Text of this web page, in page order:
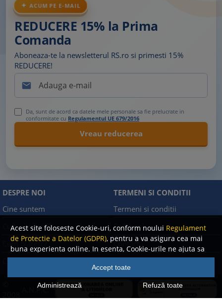
Acest site foloseste Cookie-uri, conform noului Regulament
de Protectie a Datelor (GDPR), pentru a va asigura cea mai
buna experienta online. In esenta, Cookie-urile ne ajuta sa
imbunatatim continutul de pe site, oferindu-va dvs.,
cititorul, o experienta online personalizata si mult mai
rapida. Ele sunt folosite doar de site-ul nostru si partenerii
nostri de incredere. Click
pentru detalii despre politica
de Cookie-uri.
Accept toate
Administrează Refuză toate
ACUM PE E-MAIL
REDUCERE 15% la Prima
Comanda
Aboneaza-te la newsletterul RS.ro si primesti 15%
REDUCERE!

Da, sunt de acord ca datele mele personale sa fie prelucrate in
conformitate cu Regulamentul UE 679/2016
DESPRE NOI
Cine suntem
Cum comand?
Cum platesc?
TERMENI SI CONDITII
Termeni si conditii
Facebook
Contact
A.N.P.C.